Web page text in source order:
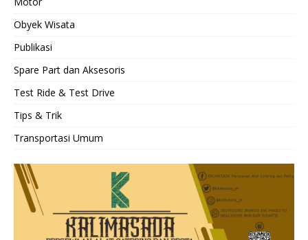
Obyek Wisata
Publikasi
Spare Part dan Aksesoris
Test Ride & Test Drive
Tips & Trik
Transportasi Umum